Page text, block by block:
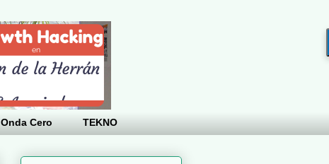
Onda Cero TEKNO